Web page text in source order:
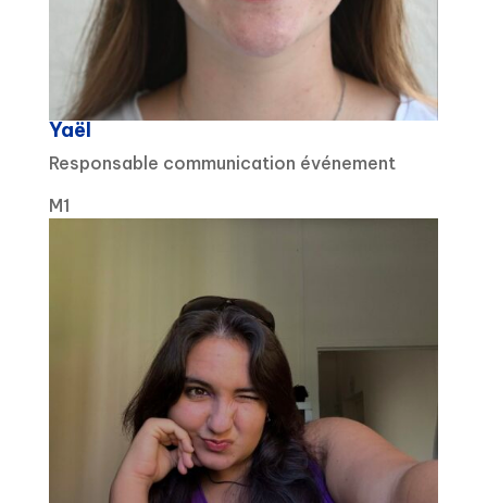
Yaël
Responsable communication événement
M1